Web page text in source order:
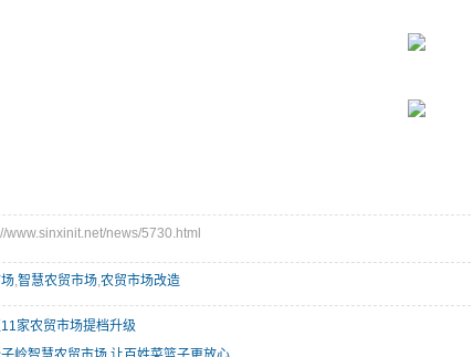
www.sinxinit.net/news/5730.html
,智慧农贸市场,农贸市场改造
11家农贸市场提档升级